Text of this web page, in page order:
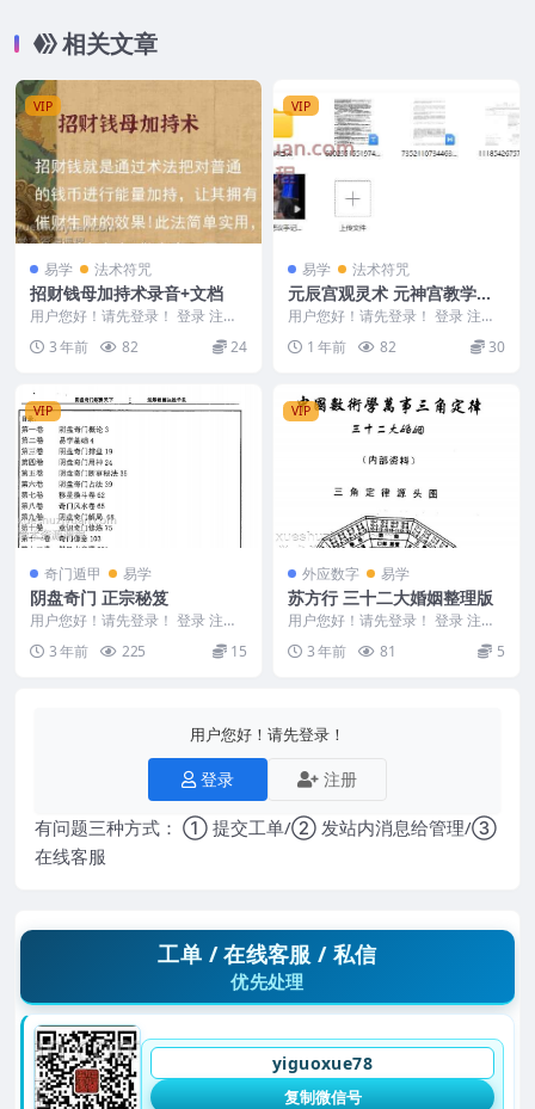
相关文章
VIP
易学 法术符咒
招财钱母加持术录音+文档
用户您好！请先登录！ 登录 注册
招财钱母加持术 招财钱就是通过
术法把对普通的...
3 年前 82 24
VIP
易学 法术符咒
元辰宫观灵术 元神宫教学资
料 观落阴视频！稀缺资源Y
用户您好！请先登录！ 登录 注册
元辰宫观灵术 元神宫教学资料 观
落阴视频！稀缺...
1 年前 82 30
VIP
奇门遁甲 易学
阴盘奇门 正宗秘笈
用户您好！请先登录！ 登录 注册
阴盘奇门 正宗秘笈(1) Y2306-64
3 年前 225 15
VIP
外应数字 易学
苏方行 三十二大婚姻整理版
用户您好！请先登录！ 登录 注册
苏方行 三十二大婚姻整理版 2401
226-23 年前 81 5
用户您好！请先登录！
登录 注册
有问题三种方式： ① 提交工单/② 发站内消息给管理/③
在线客服
工单 / 在线客服 / 私信
优先处理
yiguoxue78
复制微信号